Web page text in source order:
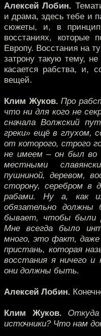
Алексей Лобин.
и драма, здесь тебе и
сюжеты, и, в
восстаниях, которые
Европу. Восстания на
затрону такую тему,
касается рабства, и,
вещей.
Клим Жуков. Про
что ни для кого не
сначала Волжский
греки» ещё в глухом,
от которого, строго
не имеем – он был во
местными
пушниной, деревом,
сторону, серебром в
рабами. Ну а, как
обязательно должны
бывает, чтобы были
Мне всегда было
много, это факт, даже
пристань, которая
восстания я ничего
они должны быть.
Алексей Лобин.
Клим Жуков.
источники? Что нам